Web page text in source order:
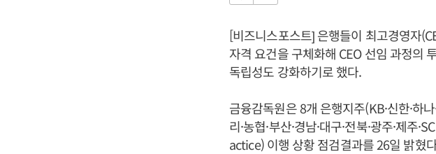
[비즈니스포스트] 은행들이 최고경영자
자격 요건을 구체화해 CEO 선임 과정의
독립성도 강화하기로 했다.
금융감독원은 8개 은행지주(KB·신한·하
리·농협·부산·경남·대구·전북·광주·제주
actice) 이행 상황 점검결과를 26일 밝혔